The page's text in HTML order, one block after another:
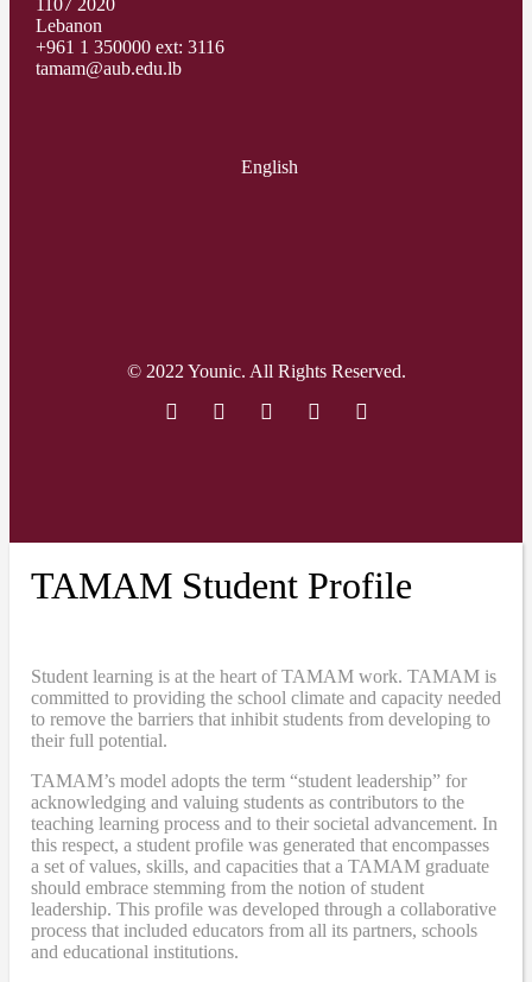
Lebanon
+961 1 350000 ext: 3116
tamam@aub.edu.lb
English
© 2022 Younic. All Rights Reserved.
TAMAM Student Profile
Student learning is at the heart of TAMAM work. TAMAM is
committed to providing the school climate and capacity needed
to remove the barriers that inhibit students from developing to
their full potential.
TAMAM’s model adopts the term “student leadership” for
acknowledging and valuing students as contributors to the
teaching learning process and to their societal advancement. In
this respect, a student profile was generated that encompasses
a set of values, skills, and capacities that a TAMAM graduate
should embrace stemming from the notion of student
leadership. This profile was developed through a collaborative
process that included educators from all its partners, schools
and educational institutions.